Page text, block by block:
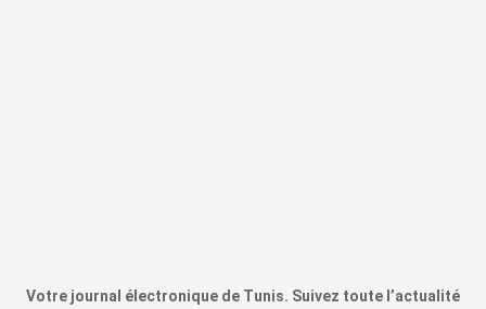
Votre journal électronique de Tunis. Suivez toute l’actualité